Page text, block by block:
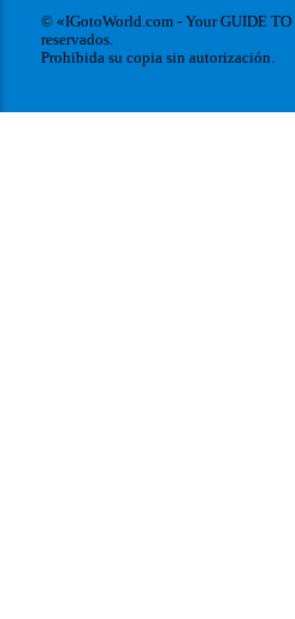
© «IGotoWorld.com - Your GUIDE TO
reservados.
Prohibida su copia sin autorización.